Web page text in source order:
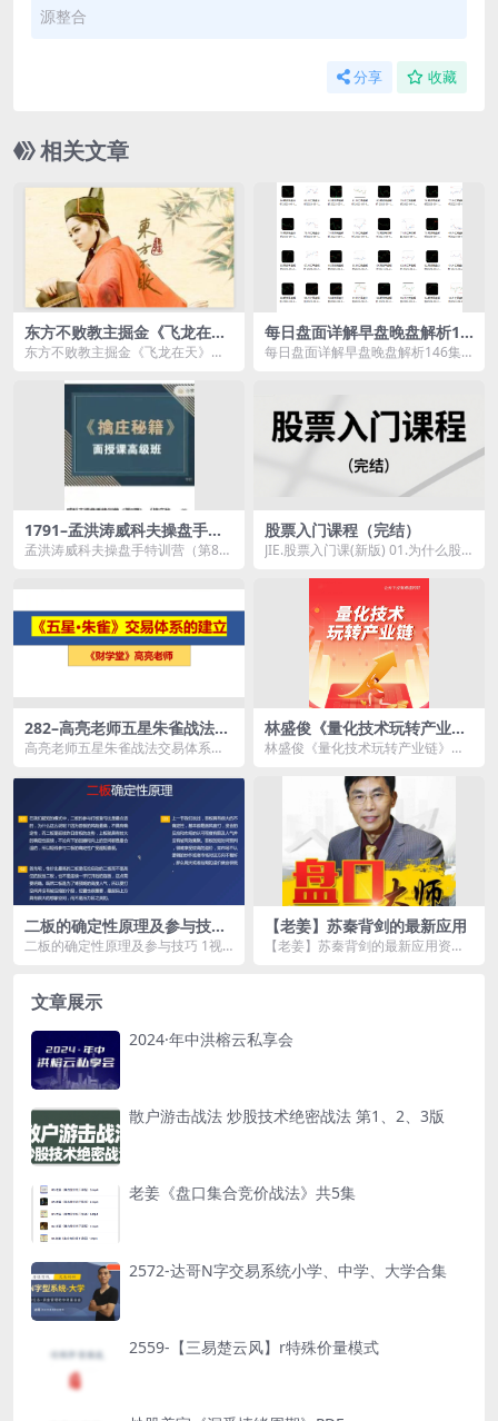
源整合
分享 收藏
相关文章
东方不败教主掘金《飞龙在
天》核心战法
东方不败教主掘金《飞龙在天》核
每日盘面详解早盘晚盘解析14
6集老k
每日盘面详解早盘晚盘解析146集
1791–孟洪涛威科夫操盘手特
训营（第8期） 《擒庄秘籍》
孟洪涛威科夫操盘手特训营（第8
股票入门课程（完结）
JIE.股票入门课(新版) 01.为什么股
282–高亮老师五星朱雀战法交
易体系
高亮老师五星朱雀战法交易体系资
林盛俊《量化技术玩转产业
链》
林盛俊《量化技术玩转产业链》资
二板的确定性原理及参与技巧
1视频
二板的确定性原理及参与技巧 1视
【老姜】苏秦背剑的最新应用
【老姜】苏秦背剑的最新应用资源
文章展示
2024·年中洪榕云私享会
散户游击战法 炒股技术绝密战法 第1、2、3版
老姜《盘口集合竞价战法》共5集
2572-达哥N字交易系统小学、中学、大学合集
2559-【三易楚云风】r特殊价量模式